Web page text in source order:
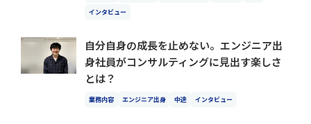
インタビュー
自分自身の成長を止めない。エンジニア出
身社員がコンサルティングに見出す楽しさ
とは？
業務内容 エンジニア出身 中途 インタビュー